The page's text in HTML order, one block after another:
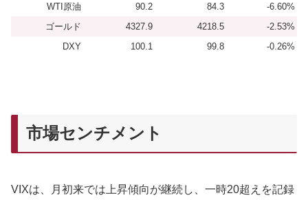
WTI原油
90.2 84.3
-6.60%
ゴールド
4327.9 4218.5
-2.53%
DXY
100.1 99.8 -0.26%
市場センチメント
VIXは、月初来では上昇傾向が継続し、一時20超えを記録